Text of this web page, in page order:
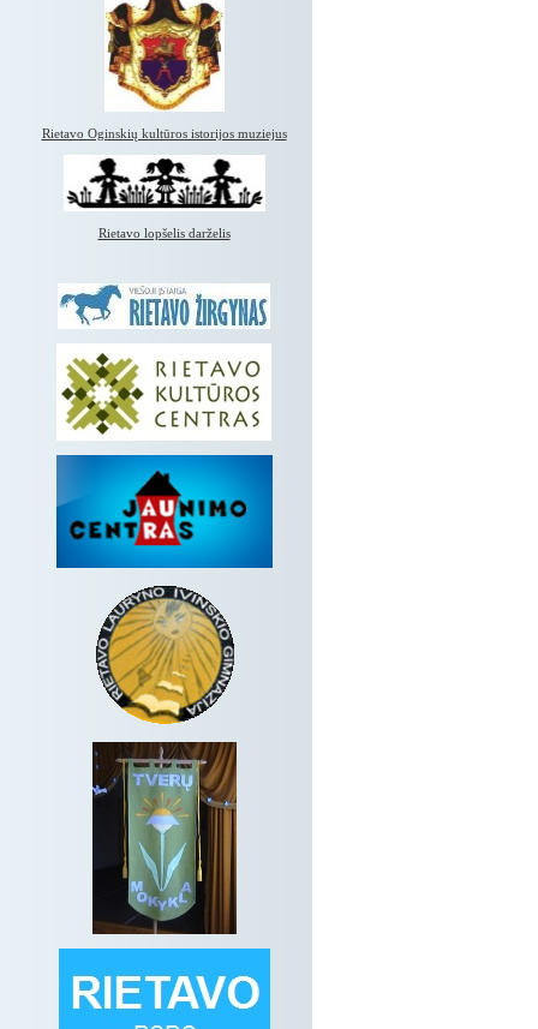
Rietavo Oginskių kultūros istorijos muziejus
Rietavo lopšelis darželis